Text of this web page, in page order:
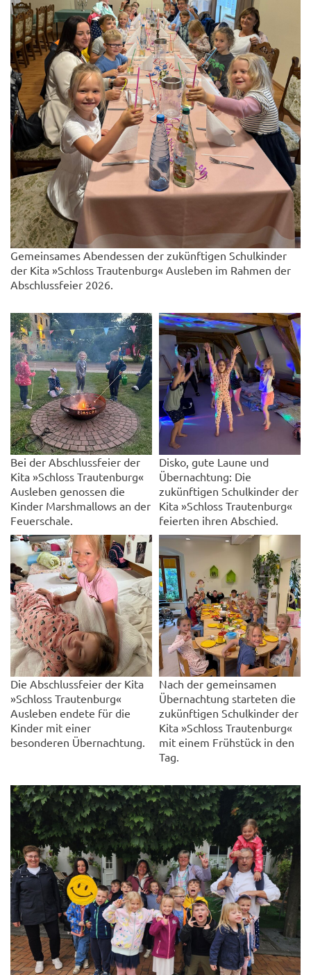
Gemeinsames Abendessen der zukünftigen Schulkinder
der Kita »Schloss Trautenburg« Ausleben im Rahmen der
Abschlussfeier 2026.
Bei der Abschlussfeier der
Kita »Schloss Trautenburg«
Ausleben genossen die
Kinder Marshmallows an der
Feuerschale.
Disko, gute Laune und
Übernachtung: Die
zukünftigen Schulkinder der
Kita »Schloss Trautenburg«
feierten ihren Abschied.
Die Abschlussfeier der Kita
»Schloss Trautenburg«
Ausleben endete für die
Kinder mit einer
besonderen Übernachtung.
Nach der gemeinsamen
Übernachtung starteten die
zukünftigen Schulkinder der
Kita »Schloss Trautenburg«
mit einem Frühstück in den
Tag.